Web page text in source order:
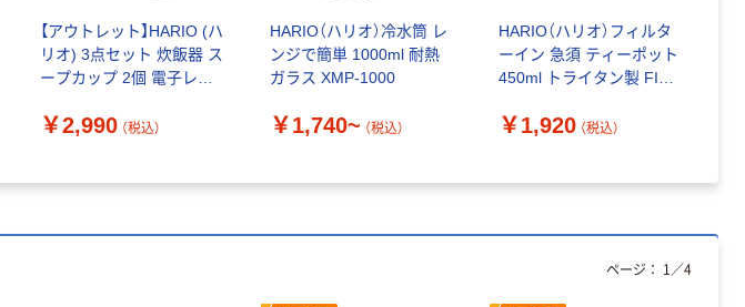
【アウトレット】HARIO (ハ
リオ) 3点セット 炊飯器 ス
ープカップ 2個 電子レン
￥2,990 （税込）
HARIO（ハリオ）冷水筒 レ
ンジで簡単 1000ml 耐熱
ガラス XMP-1000
￥1,740~ （税込）
HARIO（ハリオ）フィルタ
ーイン 急須 ティーポット
450ml トライタン製 FIK
￥1,920 （税込）
ページ： 1 ／4